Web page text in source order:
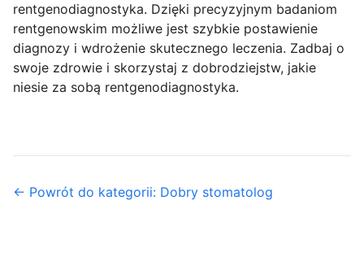
rentgenodiagnostyka. Dzięki precyzyjnym badaniom
rentgenowskim możliwe jest szybkie postawienie
diagnozy i wdrożenie skutecznego leczenia. Zadbaj o
swoje zdrowie i skorzystaj z dobrodziejstw, jakie
niesie za sobą rentgenodiagnostyka.
← Powrót do kategorii: Dobry stomatolog